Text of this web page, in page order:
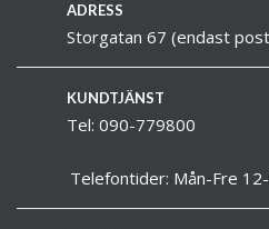
ADRESS
Storgatan 67 (endast
KUNDTJÄNST
Tel: 090-779800
Telefontider: Mån-Fre 12-